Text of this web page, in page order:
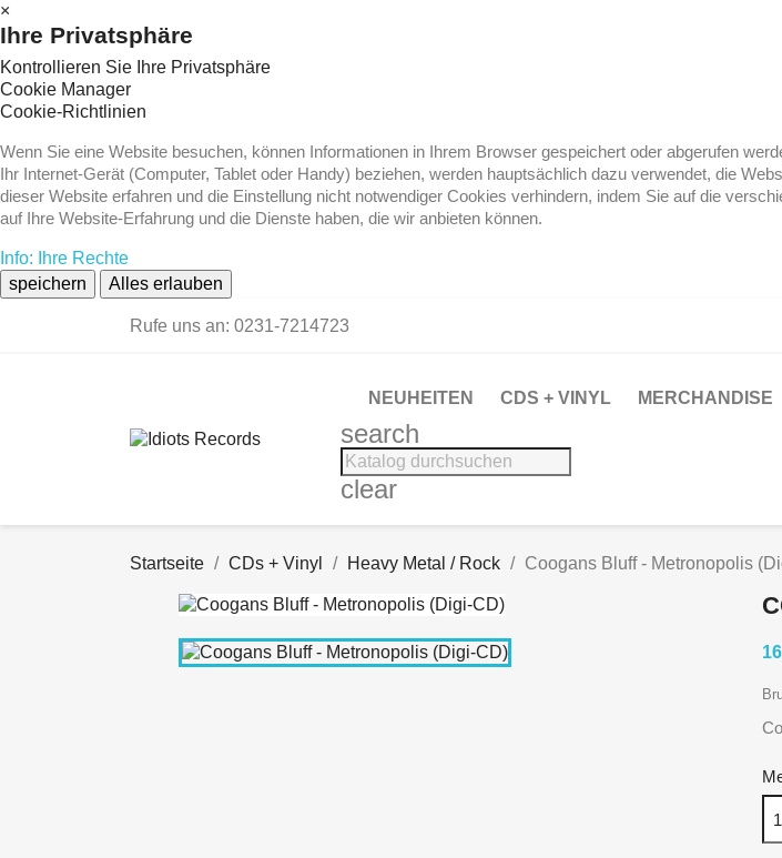
×
Ihre Privatsphäre
Kontrollieren Sie Ihre Privatsphäre
Cookie Manager
Cookie-Richtlinien
Wenn Sie eine Website besuchen, können Informationen in Ihrem Browser gespeichert oder abgerufen
Ihr Internet-Gerät (Computer, Tablet oder Handy) beziehen, werden hauptsächlich dazu verwendet, die
dieser Website erfahren und die Einstellung nicht notwendiger Cookies verhindern, indem Sie auf die
auf Ihre Website-Erfahrung und die Dienste haben, die wir anbieten können.
Info: Ihre Rechte
speichern
Alles erlauben
Rufe uns an: 0231-7214723
NEUHEITEN CDS + VINYL MERCHANDISE
search
clear
Startseite CDs + Vinyl Heavy Metal / Rock Coogans Bluff - Metronopolis